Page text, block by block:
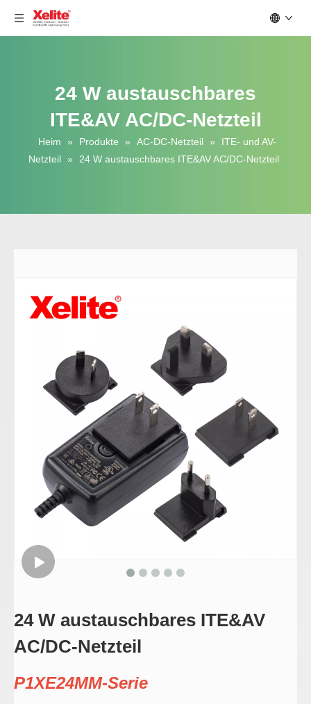
24 W austauschbares
ITE&AV AC/DC-Netzteil
Heim » Produkte » AC-DC-Netzteil »
ITE- und AV-
Netzteil » 24 W austauschbares ITE&AV AC/DC-Netzteil
24 W austauschbares ITE&AV
AC/DC-Netzteil
P1XE24MM-Serie